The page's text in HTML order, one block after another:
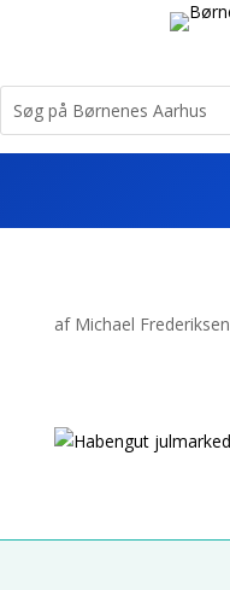
af Michael Frederiksen